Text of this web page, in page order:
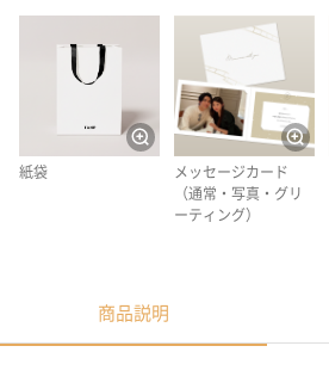
紙袋
メッセージカード
（通常・写真・グリ
ーティング）
商品説明